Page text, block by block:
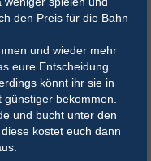
den Preis für die Bahn
und wieder mehr
eure Entscheidung.
könnt ihr sie in
bekommen.
und bucht unter den
kostet euch dann